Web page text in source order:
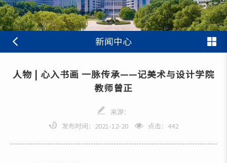
新闻中心
人物 | 心入书画 一脉传承——记美术与设计学院
教师曾正
来源：
发布时间：2021-12-20 点击： 442